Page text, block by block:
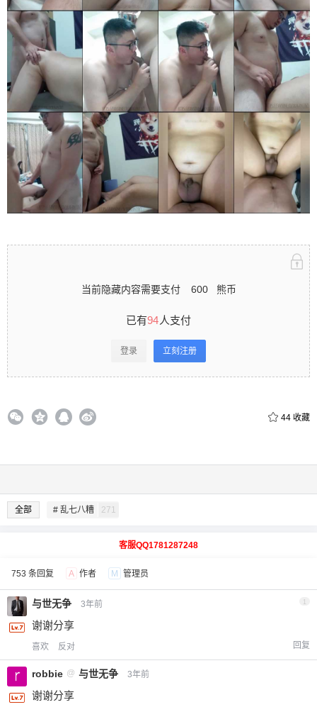
当前隐藏内容需要支付 600 熊币
已有94人支付
登录 立刻注册
44 收藏
全部 # 乱七八糟 271
客服QQ1781287248
753 条回复 A 作者 M 管理员
与世无争 3年前
谢谢分享
喜欢 反对 回复
robbie @ 与世无争 3年前
谢谢分享